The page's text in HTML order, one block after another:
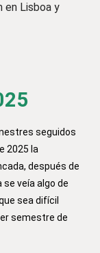
Lisboa y
seguidos
2025 la
después de
veía algo de
sea difícil
semestre de